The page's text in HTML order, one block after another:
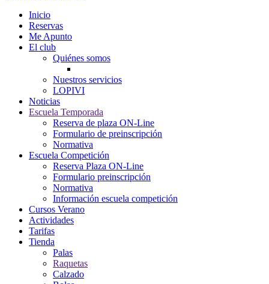
Inicio
Reservas
Me Apunto
El club
Quiénes somos
Nuestros servicios
LOPIVI
Noticias
Escuela Temporada
Reserva de plaza ON-Line
Formulario de preinscripción
Normativa
Escuela Competición
Reserva Plaza ON-Line
Formulario preinscripción
Normativa
Información escuela competición
Cursos Verano
Actividades
Tarifas
Tienda
Palas
Raquetas
Calzado